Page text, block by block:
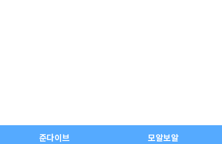
준다이브 모알보알